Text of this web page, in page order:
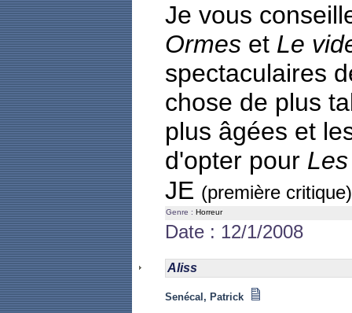
Je vous
Ormes et Le
spectaculaires
chose de plus
plus âgées et
d'opter pour
JE (première critique)
Genre : Horreur
Date : 12/1/2008
Aliss
Senécal, Patrick